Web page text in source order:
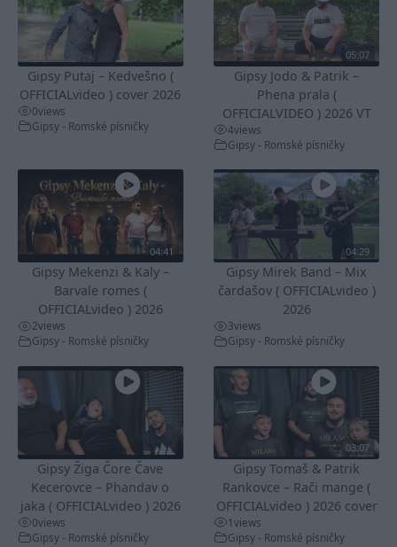
Gipsy Putaj – Kedvešno (
OFFICIALvideo ) cover 2026
0views
Gipsy - Romské písničky
05:07
Gipsy Jodo & Patrik –
Phena prala (
OFFICIALVIDEO ) 2026 VT
4views
Gipsy - Romské písničky
04:41
Gipsy Mekenzi & Kaly –
Barvale romes (
OFFICIALvideo ) 2026
2views
Gipsy - Romské písničky
04:29
Gipsy Mirek Band – Mix
čardašov ( OFFICIALvideo )
2026
3views
Gipsy - Romské písničky
Gipsy Žiga Čore Čave
Kecerovce – Phandav o
jaka ( OFFICIALvideo ) 2026
0views
Gipsy - Romské písničky
03:07
Gipsy Tomaš & Patrik
Rankovce – Rači mange (
OFFICIALvideo ) 2026 cover
1views
Gipsy - Romské písničky